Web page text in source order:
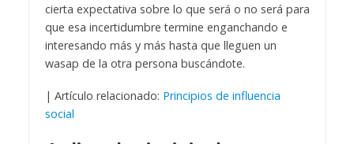
cierta expectativa sobre lo que será o no será para
que esa incertidumbre termine enganchando e
interesando más y más hasta que lleguen un
wasap de la otra persona buscándote.
| Artículo relacionado: Principios de influencia
social